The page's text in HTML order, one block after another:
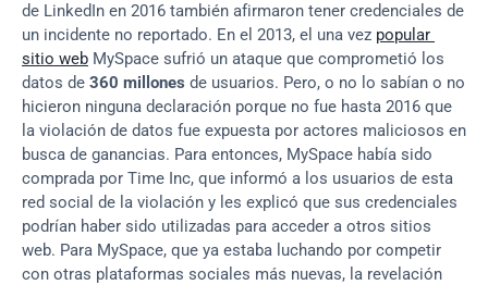
de LinkedIn en 2016 también afirmaron tener credenciales de
un incidente no reportado. En el 2013, el una vez popular
sitio web MySpace sufrió un ataque que comprometió los
datos de 360 millones de usuarios. Pero, o no lo sabían o no
hicieron ninguna declaración porque no fue hasta 2016 que
la violación de datos fue expuesta por actores maliciosos en
busca de ganancias. Para entonces, MySpace había sido
comprada por Time Inc, que informó a los usuarios de esta
red social de la violación y les explicó que sus credenciales
podrían haber sido utilizadas para acceder a otros sitios
web. Para MySpace, que ya estaba luchando por competir
con otras plataformas sociales más nuevas, la revelación